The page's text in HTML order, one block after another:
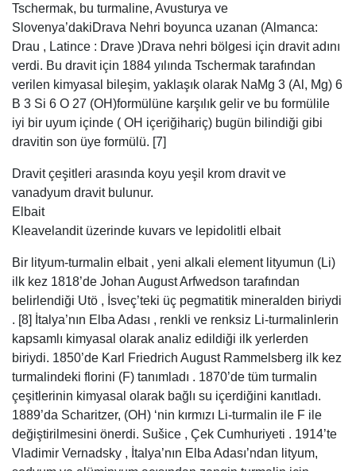
Tschermak, bu turmaline, Avusturya ve
Slovenya’dakiDrava Nehri boyunca uzanan (Almanca:
Drau , Latince : Drave )Drava nehri bölgesi için dravit adını
verdi. Bu dravit için 1884 yılında Tschermak tarafından
verilen kimyasal bileşim, yaklaşık olarak NaMg 3 (Al, Mg) 6
B 3 Si 6 O 27 (OH)formülüne karşılık gelir ve bu formülile
iyi bir uyum içinde ( OH içeriğihariç) bugün bilindiği gibi
dravitin son üye formülü. [7]
Dravit çeşitleri arasında koyu yeşil krom dravit ve
vanadyum dravit bulunur.
Elbait
Kleavelandit üzerinde kuvars ve lepidolitli elbait
Bir lityum-turmalin elbait , yeni alkali element lityumun (Li)
ilk kez 1818’de Johan August Arfwedson tarafından
belirlendiği Utö , İsveç’teki üç pegmatitik mineralden biriydi
. [8] İtalya’nın Elba Adası , renkli ve renksiz Li-turmalinlerin
kapsamlı kimyasal olarak analiz edildiği ilk yerlerden
biriydi. 1850’de Karl Friedrich August Rammelsberg ilk kez
turmalindeki florini (F) tanımladı . 1870’de tüm turmalin
çeşitlerinin kimyasal olarak bağlı su içerdiğini kanıtladı.
1889’da Scharitzer, (OH) ‘nin kırmızı Li-turmalin ile F ile
değiştirilmesini önerdi. Sušice , Çek Cumhuriyeti . 1914’te
Vladimir Vernadsky , İtalya’nın Elba Adası’ndan lityum,